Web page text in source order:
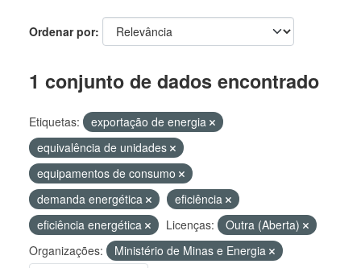
Ordenar por
1 conjunto de dados encontrado
Etiquetas:
exportação de energia
equivalência de unidades
equipamentos de consumo
demanda energética
eficiência
eficiência energética
Licenças:
Outra (Aberta)
Organizações:
Ministério de Minas e Energia